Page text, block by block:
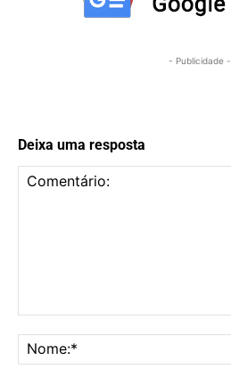
- Publicidade -
Deixa uma resposta